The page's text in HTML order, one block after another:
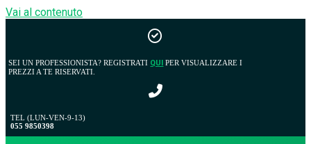
Vai al contenuto
SEI UN PROFESSIONISTA? REGISTRATI QUI PER VISUALIZZARE I
PREZZI A TE RISERVATI.
TEL (LUN-VEN-9-13)
055 9850398